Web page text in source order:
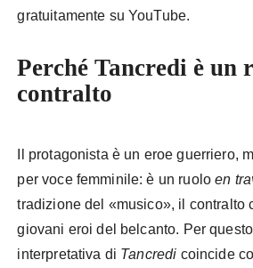
gratuitamente su YouTube.
Perché Tancredi è un
contralto
Il protagonista è un eroe guerriero,
per voce femminile: è un ruoloen
tradizione del «musico», il contralto
giovani eroi del belcanto. Per
interpretativa di Tancredi coincide